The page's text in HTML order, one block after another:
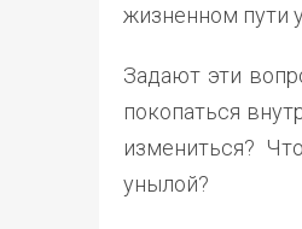
жизненном пути
Задают эти
покопаться
измениться?
унылой?